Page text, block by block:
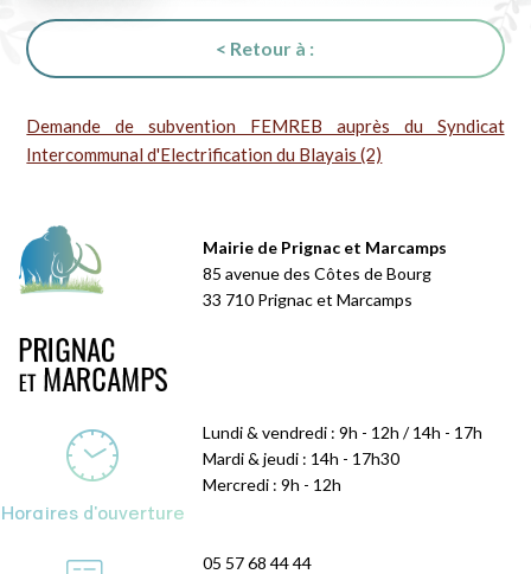
< Retour à :
Demande de subvention FEMREB auprès du Syndicat
Intercommunal d'Electrification du Blayais (2)
Mairie de Prignac et Marcamps
85 avenue des Côtes de Bourg
33 710 Prignac et Marcamps
Horaires d'ouverture
Lundi & vendredi : 9h - 12h / 14h - 17h
Mardi & jeudi : 14h - 17h30
Mercredi : 9h - 12h
05 57 68 44 44